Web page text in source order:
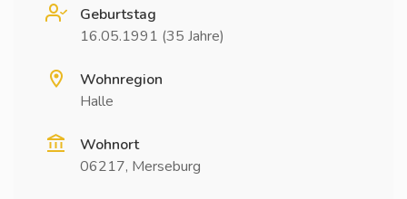
Geburtstag
16.05.1991 (35 Jahre)
Wohnregion
Halle
Wohnort
06217, Merseburg